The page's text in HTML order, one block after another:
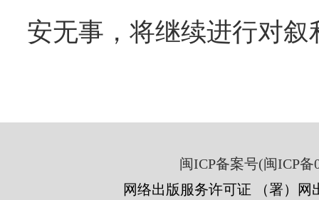
安无事，将继续进行对叙
闽ICP备案号(闽ICP备
网络出版服务许可证 （署）网